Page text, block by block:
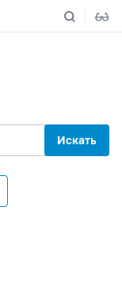
Искать